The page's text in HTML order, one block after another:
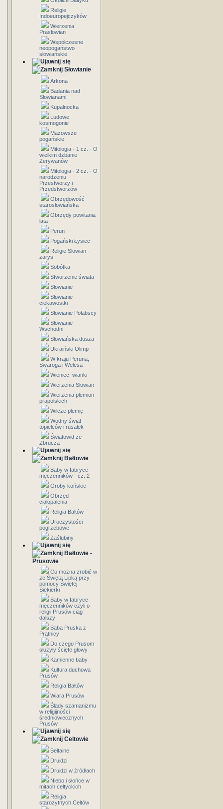
Religie
Indoeuropejczyków
Wierzenia
Prasłowian
Współczesne
neopogaństwo
słowiańskie
Słowianie
Arkona
Badania nad
Słowianami
Kupalnocka
Ludowe
kosmogonie
Mazowsze
pogańskie
Mitologia - 1 cz. - O
wielkim dzbanie
Zerywanów
Mitologia - 2 cz. - O
narodzeniu
Przestworzy i
Przedstworzów
Obrzędowość
starosłowiańska
Obrzędy powitania
lata
Perun
Pogański Łysiec
Religie Słowian -
zarys
Sobótka
Stworzenie świata
Słowianie
Słowianie -
ciekawostki
Słowianie Połabscy
Słowianie
Wschodni
Słowiańska dusza
Ukraiński Olimp
W kraju Peruna,
Swaroga i Welesa
Wieniec, wianki
Wierzenia Słowian
Wierzenia plemion
prapolskich
Wilcze plemię
Wodny świat
topielców i rusałek
Światowid ze
Zbrucza
Bałtowie
Baby w fabryce
męczenników - cz. 2
Groby końskie
Obrzęd
ciałopalenia
Religia Bałtów
Uroczystości
pogrzebowe
Zaślubiny
Bałtowie -
Prusowie
Co można zrobić w
ze Świętą Lipką przy
pomocy Świętej
Siekierki
Baby w fabryce
męczenników czyli o
religii Prusów ciąg
dalszy
Baba Pruska z
Prątnicy
Do czego Prusom
służyły ścięte głowy
Kamienne baby
Kultura duchowa
Prusów
Religia Bałtów
Wiara Prusów
Ślady szamanizmu
w religijności
średniowiecznych
Prusów
Celtowie
Beltaine
Druidzi
Druidzi w źródłach
Niebo i słońce w
mitach celtyckich
Religia
starożytnych Celtów